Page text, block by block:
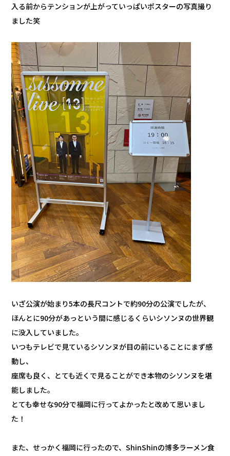
入る前からテンションが上がっていっぱいポスターの写真撮り
ました笑
いざ公演が始まり5本の長尺コントで約90分の公演でしたが、
ほんとに90分があっという間に感じるくらいシソンヌの世界観
に没入していました。
いつもテレビで見ているシソンヌが目の前にいることにまず感
動し、
座席も良く、とても近くで見ることができ本物のシソンヌを堪
能しました。
とても幸せな90分で福岡に行ってよかったと改めて思いまし
た！
また、せっかく福岡に行ったので、ShinShinの博多ラーメン食